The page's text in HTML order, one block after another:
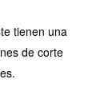
tienen una
de corte